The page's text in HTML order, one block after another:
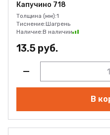
Капучино 718
Толщина (мм):1
Тиснение:Шагрень
Наличие:В наличии
13.5 руб.
В